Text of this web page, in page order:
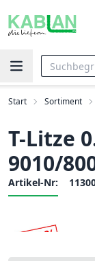
Start Sortiment
T-Litze
9010/
Artikel-Nr: